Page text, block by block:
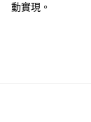
動實現。